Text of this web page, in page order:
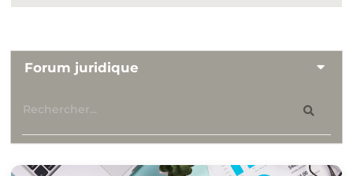
Forum juridique